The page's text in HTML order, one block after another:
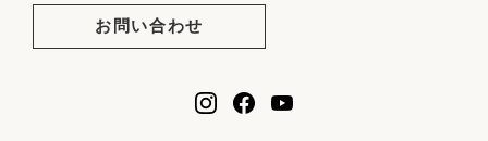
お問い合わせ